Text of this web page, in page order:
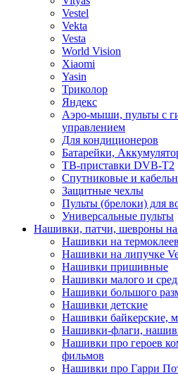
Vestel
Vekta
Vesta
World Vision
Xiaomi
Yasin
Триколор
Яндекс
Аэро-мыши, пульты с
управлением
Для кондиционеров
Батарейки,
ТВ-приставки DVB-T2
Спутниковые и
Защитные чехлы
Пульты (брелоки) для
Универсальные пульты
Нашивки, патчи, шевроны
Нашивки на
Нашивки на липучке
Нашивки пришивные
Нашивки малого и
Нашивки большого
Нашивки детские
Нашивки байкерские,
Нашивки-флаги,
Нашивки про героев
фильмов
Нашивки про Гарри